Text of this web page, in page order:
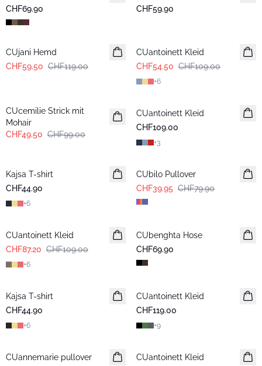
CHF69.90
CHF59.90
-50%
CUjani Hemd
CHF59.50 CHF119.00
CUantoinett Kleid
CHF54.50 CHF109.00
+6
CUcemilie Strick mit
Mohair
CHF49.50 CHF99.00
CUantoinett Kleid
CHF109.00
+3
Kajsa T-shirt
CHF44.90
+6
CUbilo Pullover
CHF39.95 CHF79.90
CUantoinett Kleid
CHF87.20 CHF109.00
+6
CUbenghta Hose
CHF69.90
Kajsa T-shirt
CHF44.90
+6
CUantoinett Kleid
CHF119.00
+9
CUannemarie pullover
CUantoinett Kleid